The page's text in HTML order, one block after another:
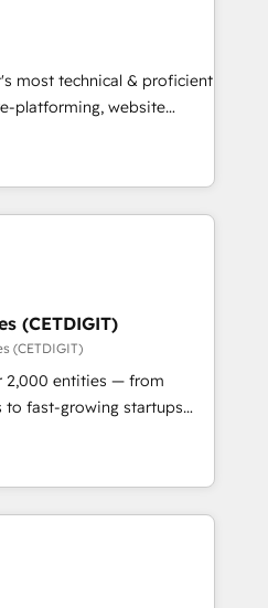
executed over a
integrates analysis,
Leveraging
we focus on
and converting leads.
most technical & proficient
platforming, website
specialize in multi-hub
market & enterprise
Expertise Impact
Partner 🏆2019
Award 🏆2019
Impact Award 🏆
Impact Award 🏆2017
of the Year 🏆2016
Impact Award 🏆2015
Award 🏆2014 HubSpot
HubSpot Marketplace
(CETDIGIT)
(CETDIGIT)
2,000 entities — from
to fast-growing startups
operations, scale
potential of HubSpot.
industry expertise, we fuse
and AI innovation to deliver
• Onboarding for
& Content Hubs • AI voice